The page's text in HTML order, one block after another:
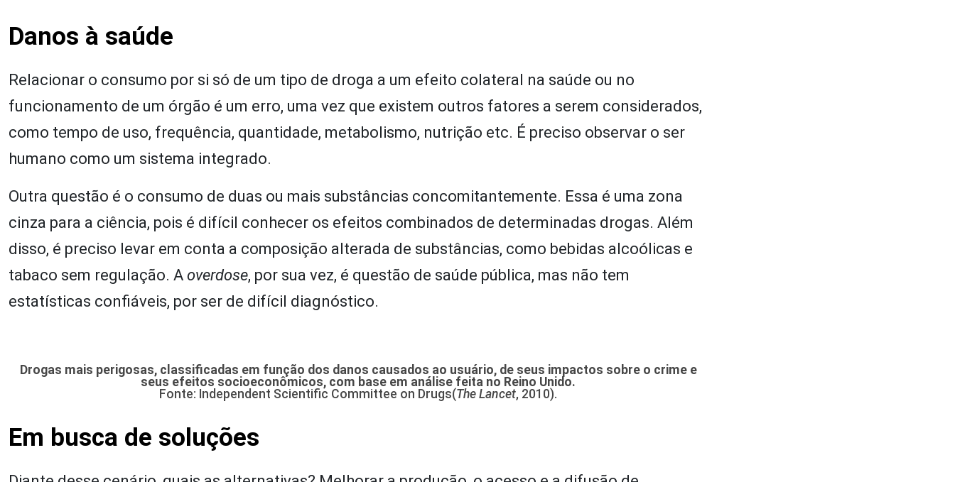
Danos à saúde
Relacionar o consumo por si só de um tipo de droga a um efeito colateral na saúde ou no
funcionamento de um órgão é um erro, uma vez que existem outros fatores a serem considerados,
como tempo de uso, frequência, quantidade, metabolismo, nutrição etc. É preciso observar o ser
humano como um sistema integrado.
Outra questão é o consumo de duas ou mais substâncias concomitantemente. Essa é uma zona
cinza para a ciência, pois é difícil conhecer os efeitos combinados de determinadas drogas. Além
disso, é preciso levar em conta a composição alterada de substâncias, como bebidas alcoólicas e
tabaco sem regulação. A overdose, por sua vez, é questão de saúde pública, mas não tem
estatísticas confiáveis, por ser de difícil diagnóstico.
Drogas mais perigosas, classificadas em função dos danos causados ao usuário, de seus impactos sobre o crime e
seus efeitos socioeconômicos, com base em análise feita no Reino Unido.
Fonte: Independent Scientific Committee on Drugs(The Lancet, 2010).
Em busca de soluções